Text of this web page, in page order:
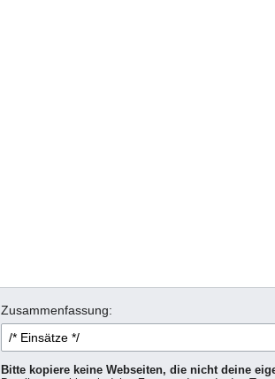
Zusammenfassung:
Bitte kopiere keine Webseiten, die nicht deine